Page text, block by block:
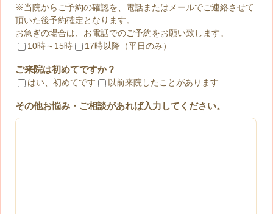
※当院からご予約の確認を、電話またはメールでご連絡させて
頂いた後予約確定となります。
お急ぎの場合は、お電話でのご予約をお願い致します。
10時～15時
17時以降（平日のみ）
ご来院は初めてですか？
はい、初めてです 以前来院したことがあります
その他お悩み・ご相談があれば入力してください。